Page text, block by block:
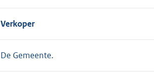
Verkoper
De Gemeente.